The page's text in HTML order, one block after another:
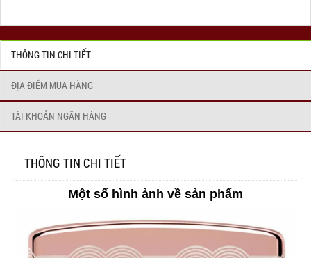
THÔNG TIN CHI TIẾT
ĐỊA ĐIỂM MUA HÀNG
TÀI KHOẢN NGÂN HÀNG
THÔNG TIN CHI TIẾT
Một số hình ảnh về sản phẩm